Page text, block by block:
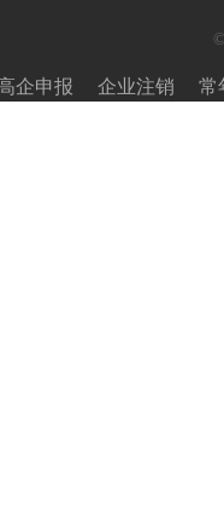
企申报 企业注销 常